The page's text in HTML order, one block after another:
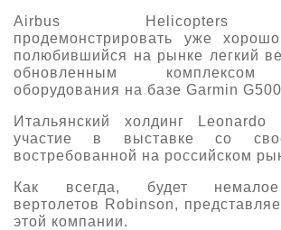
Airbus Helicopters
продемонстрировать уже
полюбившийся на рынке легкий
обновленным комплексом
оборудования на базе Garmin
Итальянский холдинг Leonardo
участие в выставке со
востребованной на российском
Как всегда, будет немалое
вертолетов Robinson,
этой компании.